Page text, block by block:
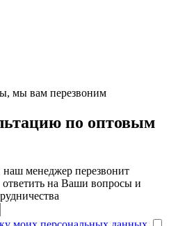
мы вам перезвоним
по оптовым
менеджер перезвонит
на Ваши вопросы и